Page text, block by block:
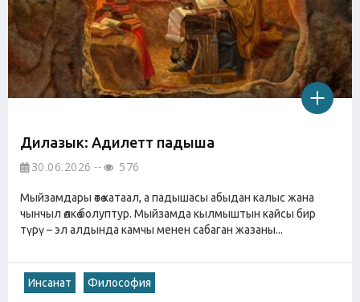
Дилазык: Адилеттүү падыша
30.06.2026 576
Мыйзамдары өтө катаал, а падышасы абыдан калыс жана
чынчыл өлкө болуптур. Мыйзамда кылмыштын кайсы бир
түрү – эл алдында камчы менен сабаган жазаны...
Инсанат Философия